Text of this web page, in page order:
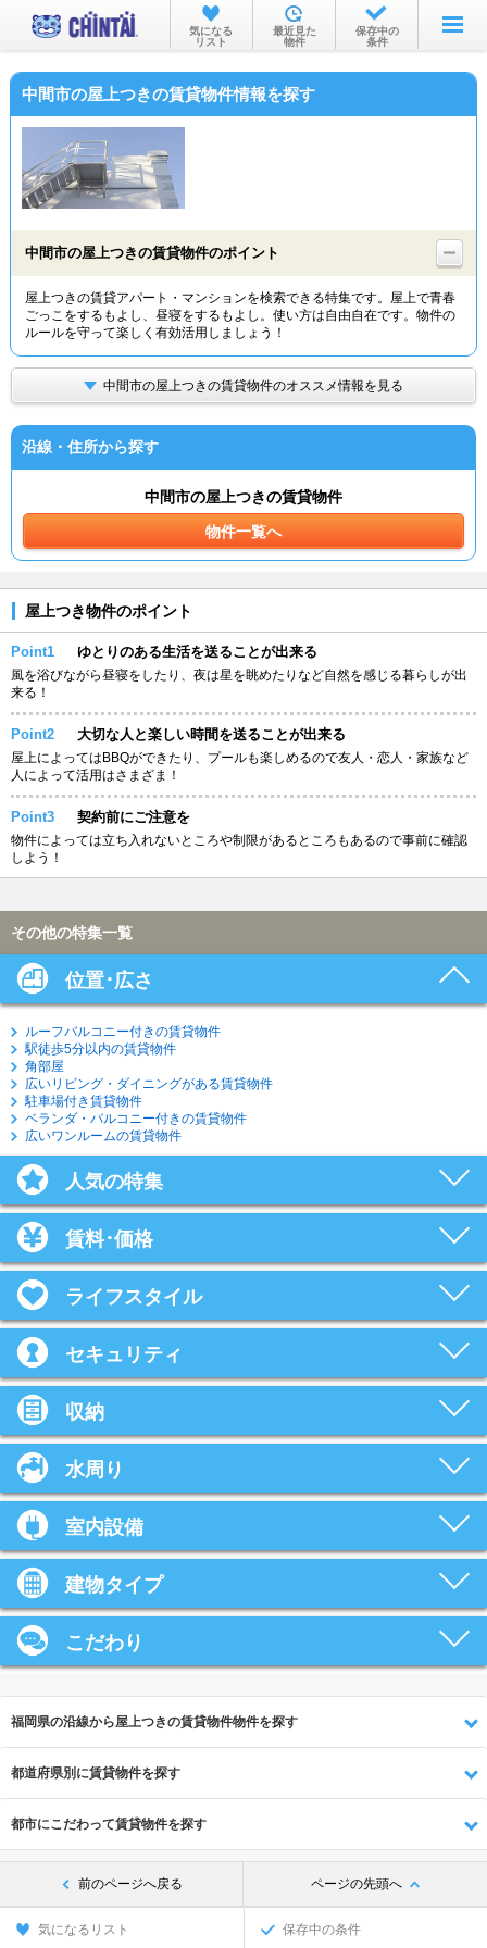
お部屋を探す
沿線・駅から
物件特集から
TOP
気になる
リスト
最近見た
物件
保存中の
条件
中間市の屋上つきの賃貸物件情報を探す
中間市の屋上つきの賃貸物件のポイント
屋上つきの賃貸アパート・マンションを検索できる特集です。屋上で青春
ごっこをするもよし、昼寝をするもよし。使い方は自由自在です。物件の
ルールを守って楽しく有効活用しましょう！
中間市の屋上つきの賃貸物件のオススメ情報を見る
沿線・住所から探す
中間市の屋上つきの賃貸物件
物件一覧へ
屋上つき物件のポイント
Point1 ゆとりのある生活を送ることが出来る
風を浴びながら昼寝をしたり、夜は星を眺めたりなど自然を感じる暮らしが出
来る！
Point2 大切な人と楽しい時間を送ることが出来る
屋上によってはBBQができたり、プールも楽しめるので友人・恋人・家族など
人によって活用はさまざま！
Point3 契約前にご注意を
物件によっては立ち入れないところや制限があるところもあるので事前に確認
しよう！
その他の特集一覧
位置･広さ
ルーフバルコニー付きの賃貸物件
駅徒歩5分以内の賃貸物件
角部屋
広いリビング・ダイニングがある賃貸物件
駐車場付き賃貸物件
ベランダ・バルコニー付きの賃貸物件
広いワンルームの賃貸物件
人気の特集
賃料･価格
ライフスタイル
セキュリティ
収納
水周り
室内設備
建物タイプ
こだわり
福岡県の沿線から屋上つきの賃貸物件物件を探す
都道府県別に賃貸物件を探す
都市にこだわって賃貸物件を探す
前のページへ戻る ページの先頭へ
気になるリスト 保存中の条件